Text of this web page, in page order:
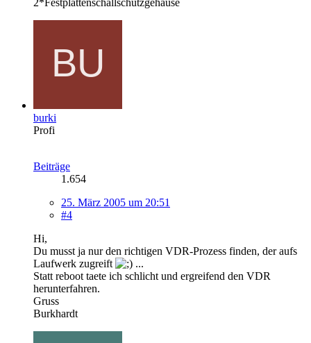
burki
Profi
Beiträge
1.654
25. März 2005 um 20:51
#4
Hi,
Du musst ja nur den richtigen VDR-Prozess finden, der aufs
Laufwerk zugreift
...
Statt reboot taete ich schlicht und ergreifend den VDR
herunterfahren.
Gruss
Burkhardt